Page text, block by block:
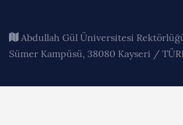
Abdullah Gül Üniversitesi
Sümer Kampüsü, 38080 Kayseri /